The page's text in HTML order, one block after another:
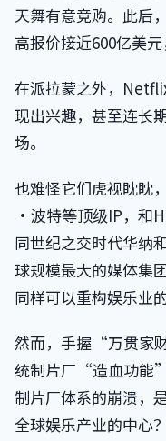
天舞有意竞购。此后
高报价接近600亿美元
在派拉蒙之外，
现出兴趣，甚至连长
场。
也难怪它们虎视眈眈
·波特等顶级IP，和
同世纪之交时代华纳
球规模最大的媒体集
同样可以重构娱乐业
然而，手握“万贯家
统制片厂“造血功能
制片厂体系的崩溃，
全球娱乐产业的中心？